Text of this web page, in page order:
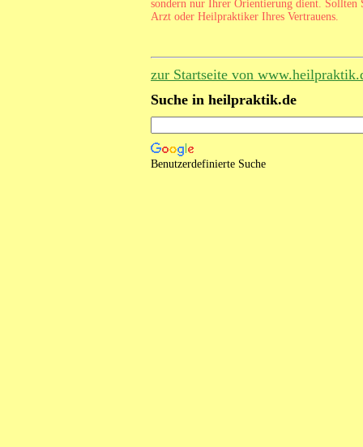
sondern nur Ihrer Orientierung dient. Sollten
Arzt oder Heilpraktiker Ihres Vertrauens.
zur Startseite von
Suche in heilpraktik.de
Benutzerdefinierte Suche